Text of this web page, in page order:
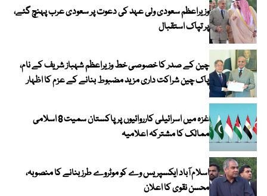
وزیراعظم سعودی ولی عہد کی دعوت پر سعودی عرب پہنچ گئے،
پر تپاک استقبال
چین کے صدر کا خصوصی خط وزیراعظم شہباز شریف کے نام،
پاک چین شراکت داری مزید مضبوط بنانے کے عزم کا اظہار
غزہ میں اسرائیلی کارروائیوں پر پاکستان سمیت 8 اسلامی
ممالک کا مشترکہ اعلامیہ
اسلام آباد ایکسپریس وے کو موٹروے طرز بنانے کا منصوبہ،
محسن نقوی کا اعلان